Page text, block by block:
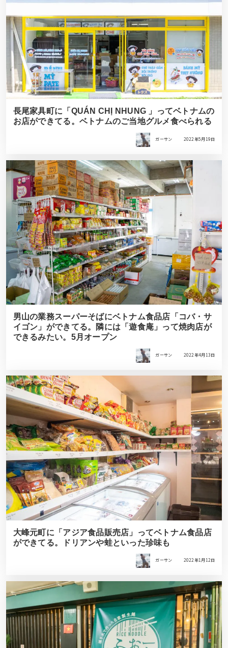
長尾家具町に「QUÁN CHỊ NHUNG 」ってベトナムの
お店ができてる。ベトナムのご当地グルメ食べられる
ガーサン 2022年5月19日
男山の業務スーパーそばにベトナム食品店「コバ・サ
イゴン」ができてる。隣には「遊食庵」って焼肉店が
できるみたい。5月オープン
ガーサン 2022年4月13日
大峰元町に「アジア食品販売店」ってベトナム食品店
ができてる。ドリアンや蛙といった珍味も
ガーサン 2022年1月12日